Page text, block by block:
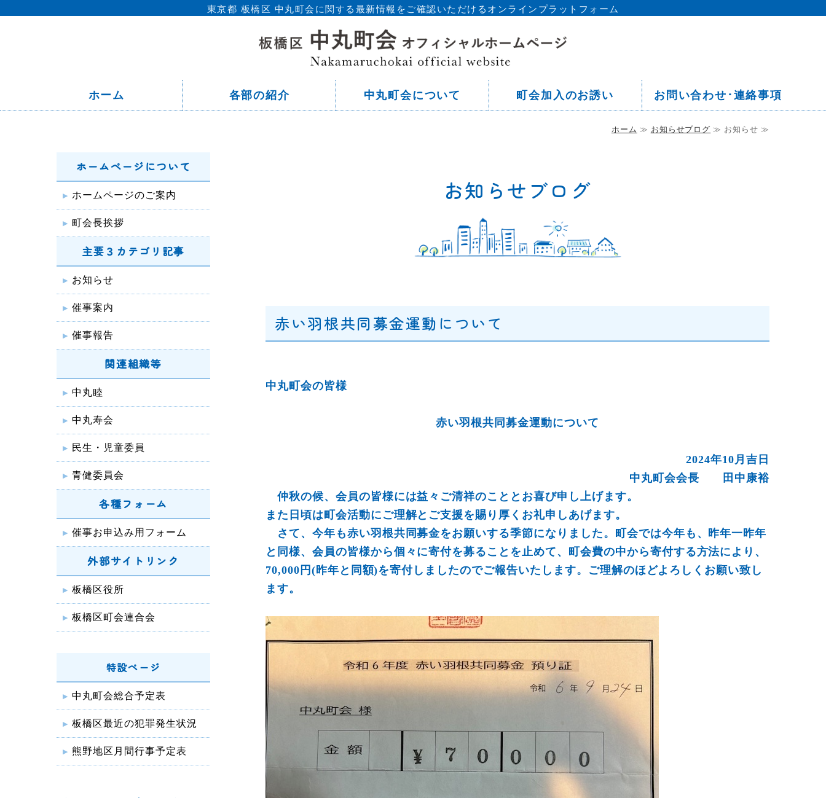
東京都 板橋区 中丸町会に関する最新情報をご確認いただけるオンラインプラットフォーム
ホーム 各部の紹介 中丸町会について 町会加入のお誘い お問い合わせ･連絡事項
ホーム ≫ お知らせブログ ≫ お知らせ ≫
お知らせブログ
赤い羽根共同募金運動について
中丸町会の皆様
赤い羽根共同募金運動について
2024年10月吉日
中丸町会会長 田中康裕
仲秋の候、会員の皆様には益々ご清祥のこととお喜び申し上げます。
また日頃は町会活動にご理解とご支援を賜り厚くお礼申しあげます。
さて、今年も赤い羽根共同募金をお願いする季節になりました。町会では今年も、昨年一昨年
と同様、会員の皆様から個々に寄付を募ることを止めて、町会費の中から寄付する方法により、
70,000円(昨年と同額)を寄付しましたのでご報告いたします。ご理解のほどよろしくお願い致し
ます。
ホームページについて
ホームページのご案内
町会長挨拶
主要３カテゴリ記事
お知らせ
催事案内
催事報告
関連組織等
中丸睦
中丸寿会
民生・児童委員
青健委員会
各種フォーム
催事お申込み用フォーム
外部サイトリンク
板橋区役所
板橋区町会連合会
特設ページ
中丸町会総合予定表
板橋区最近の犯罪発生状況
熊野地区月間行事予定表